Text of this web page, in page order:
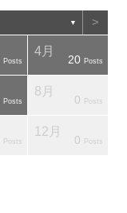
▼ >
Posts
4月
20 Posts
Posts
8月
0 Posts
Posts
12月
0 Posts